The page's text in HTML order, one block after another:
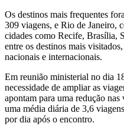
Os destinos mais frequentes
309 viagens, e Rio de Janeiro,
cidades como Recife, Brasília,
entre os destinos mais
nacionais e internacionais.
Em reunião ministerial no dia
necessidade de ampliar as
apontam para uma redução nas
uma média diária de 3,6
por dia após o encontro.